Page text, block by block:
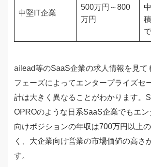
中堅IT企業
500万円～800
万円
ailead等のSaaS企業の求人情報を見て
フェーズによってエンタープライズセ
計は大きく異なることがわかります。
OPROのような日系SaaS企業でもエ
向けポジションの年収は700万円以上
く、大企業向け営業の市場価値の高さ
す。